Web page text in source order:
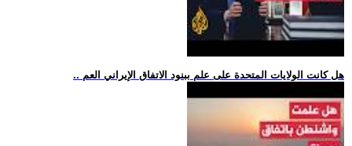
.. هل كانت الولايات المتحدة على علم ببنود الاتفاق الإيراني العم